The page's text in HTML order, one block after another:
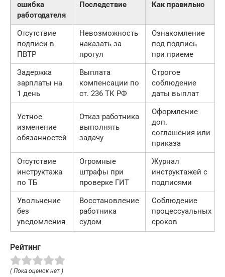
ошибка
работодателя
Последствие Как правильно
Отсутствие
подписи в
ПВТР
Невозможность
наказать за
прогул
Ознакомление
под подпись
при приеме
Задержка
зарплаты на
1 день
Выплата
компенсации по
ст. 236 ТК РФ
Строгое
соблюдение
даты выплат
Устное
изменение
обязанностей
Отказ работника
выполнять
задачу
Оформление
доп.
соглашения или
приказа
Отсутствие
инструктажа
по ТБ
Огромные
штрафы при
проверке ГИТ
Журнал
инструктажей с
подписями
Увольнение
без
уведомления
Восстановление
работника
судом
Соблюдение
процессуальных
сроков
Рейтинг
( Пока оценок нет )